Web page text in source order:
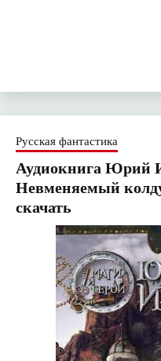
Русская фантастика
Аудиокнига Юрий
Невменяемый
скачать